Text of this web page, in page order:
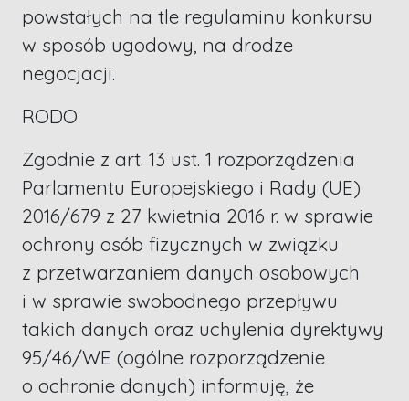
powstałych na tle regulaminu konkursu
w sposób ugodowy, na drodze
negocjacji.
RODO
Zgodnie z art. 13 ust. 1 rozporządzenia
Parlamentu Europejskiego i Rady (UE)
2016/679 z 27 kwietnia 2016 r. w sprawie
ochrony osób fizycznych w związku
z przetwarzaniem danych osobowych
i w sprawie swobodnego przepływu
takich danych oraz uchylenia dyrektywy
95/46/WE (ogólne rozporządzenie
o ochronie danych) informuję, że